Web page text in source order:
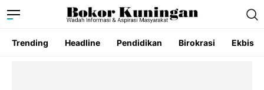
Trending Headline Pendidikan Birokrasi Ekbis